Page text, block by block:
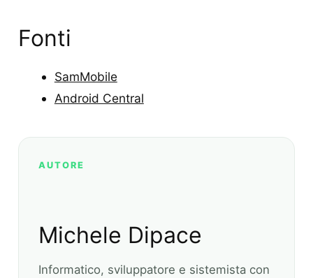
Fonti
SamMobile
Android Central
AUTORE
Michele Dipace
Informatico, sviluppatore e sistemista con